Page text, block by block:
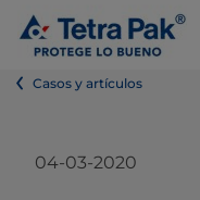
Casos y artículos
04-03-2020